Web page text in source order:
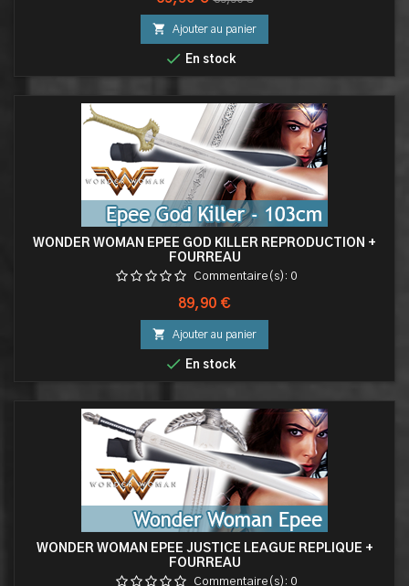
base
 Ajouter au panier
 En stock
WONDER WOMAN EPEE GOD KILLER REPRODUCTION +
FOURREAU
Commentaire(s): 0
Prix
89,90 €
 Ajouter au panier
 En stock
WONDER WOMAN EPEE JUSTICE LEAGUE REPLIQUE +
FOURREAU
Commentaire(s): 0